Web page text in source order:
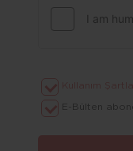
E-Bülten